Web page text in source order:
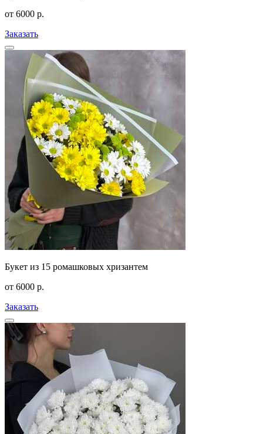
от 6000 р.
Заказать
Букет из 15 ромашковых хризантем
от 6000 р.
Заказать